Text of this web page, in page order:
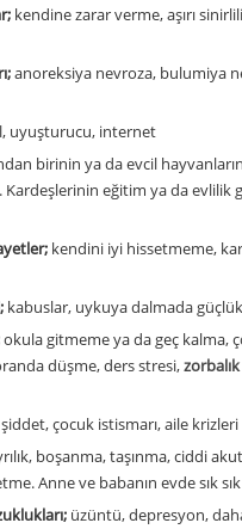
kendine zarar verme, aşırı
anoreksiya nevroza, bulumiya
uyuşturucu, internet
birinin ya da evcil
Kardeşlerinin eğitim ya da evlilik
kendini iyi hissetmeme,
kabuslar, uykuya dalmada güçlük
okula gitmeme ya da geç kalma,
düşme, ders stresi,zorbalık
çocuk istismarı, aile krizleri
boşanma, taşınma, ciddi
Anne ve babanın evde sık
üzüntü, depresyon,